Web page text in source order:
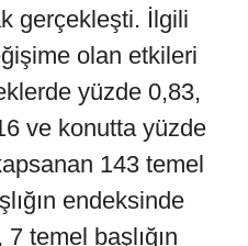
gerçekleşti. İlgili
olan etkileri
yüzde 0,83,
ve konutta yüzde
143 temel
endeksinde
temel başlığın